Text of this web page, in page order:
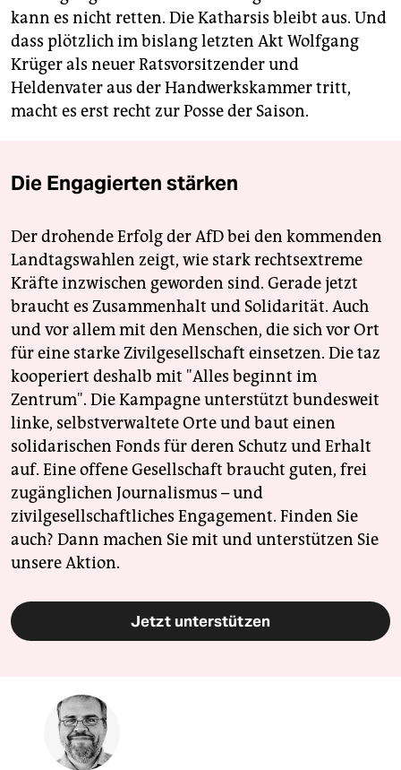
kann es nicht retten. Die Katharsis bleibt aus. Und
dass plötzlich im bislang letzten Akt Wolfgang
Krüger als neuer Ratsvorsitzender und
Heldenvater aus der Handwerkskammer tritt,
macht es erst recht zur Posse der Saison.
Die Engagierten stärken
Der drohende Erfolg der AfD bei den kommenden
Landtagswahlen zeigt, wie stark rechtsextreme
Kräfte inzwischen geworden sind. Gerade jetzt
braucht es Zusammenhalt und Solidarität. Auch
und vor allem mit den Menschen, die sich vor Ort
für eine starke Zivilgesellschaft einsetzen. Die taz
kooperiert deshalb mit "Alles beginnt im
Zentrum". Die Kampagne unterstützt bundesweit
linke, selbstverwaltete Orte und baut einen
solidarischen Fonds für deren Schutz und Erhalt
auf. Eine offene Gesellschaft braucht guten, frei
zugänglichen Journalismus – und
zivilgesellschaftliches Engagement. Finden Sie
auch? Dann machen Sie mit und unterstützen Sie
unsere Aktion.
Jetzt unterstützen